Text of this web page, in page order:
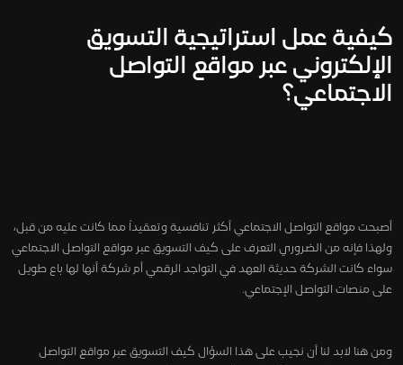
كيفية عمل استراتيجية التسويق
الإلكتروني عبر مواقع التواصل
الاجتماعي؟
أصبحت مواقع التواصل الاجتماعي أكثر تنافسية وتعقيداً مما كانت عليه من قبل،
ولهذا فإنه من الضروري التعرف على كيف التسويق عبر مواقع التواصل الاجتماعي
سواء كانت الشركة حديثة العهد في التواجد الرقمي أم شركة أنها لها باع طويل
على منصات التواصل الإجتماعي.
ومن هنا لابد لنا أن نجيب على هذا السؤال كيف التسويق عبر مواقع التواصل